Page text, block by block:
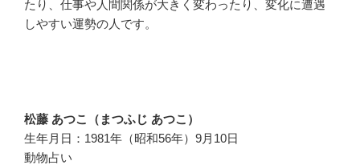
たり、仕事や人間関係が大きく変わったり、変化に遭遇
しやすい運勢の人です。
松藤 あつこ（まつふじ あつこ）
生年月日：1981年（昭和56年）9月10日
動物占い